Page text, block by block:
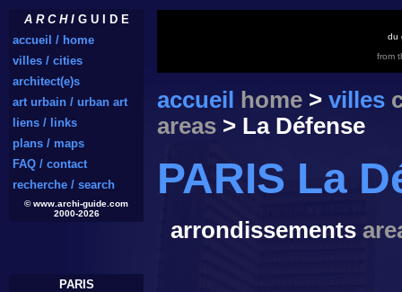
A R C H IG U I D E
accueil / home
villes / cities
architect(e)s
art urbain / urban art
liens / links
plans / maps
FAQ / contact
recherche / search
© www.archi-guide.com
2000-2026
PARIS
du
from
accueil home > villes
areas > La Défense
PARIS La
arrondissements